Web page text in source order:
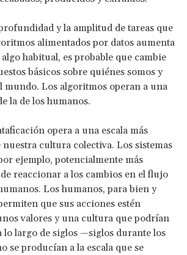
y la amplitud de tareas que
alimentados por datos aumenta
habitual, es probable que cambie
básicos sobre quiénes somos y
mundo. Los algoritmos operan a una
la de los humanos.
opera a una escala más
nuestra cultura colectiva. Los sistemas
ejemplo, potencialmente más
reaccionar a los cambios en el flujo
Los humanos, para bien y
que sus acciones estén
valores y una cultura que podrían
lo largo de siglos —siglos durante los
se producían a la escala que se